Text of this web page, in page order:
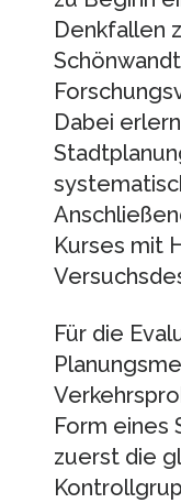
Denkfallen
Dabei
Kurses mit
Für die
Form eines
zuerst die